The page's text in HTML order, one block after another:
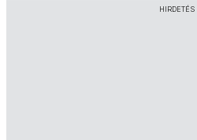
HIRDETÉS